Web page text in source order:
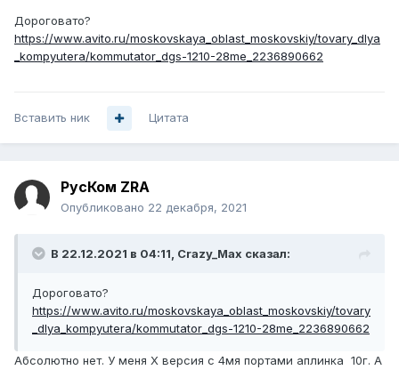
Дороговато?
https://www.avito.ru/moskovskaya_oblast_moskovskiy/tovary_dlya
_kompyutera/kommutator_dgs-1210-28me_2236890662
Вставить ник Цитата
РусКом ZRA
Опубликовано 22 декабря, 2021
В 22.12.2021 в 04:11, Crazy_Max сказал:
Дороговато?
https://www.avito.ru/moskovskaya_oblast_moskovskiy/tovary
_dlya_kompyutera/kommutator_dgs-1210-28me_2236890662
Абсолютно нет. У меня Х версия с 4мя портами аплинка 10г. А